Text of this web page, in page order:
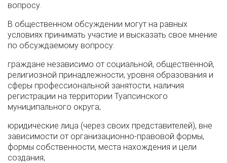
вопросу.
В общественном обсуждении могут на равных
условиях принимать участие и высказать свое мнение
по обсуждаемому вопросу:
граждане независимо от социальной, общественной,
религиозной принадлежности, уровня образования и
сферы профессиональной занятости, наличия
регистрации на территории Туапсинского
муниципального округа;
юридические лица (через своих представителей), вне
зависимости от организационно-правовой формы,
формы собственности, места нахождения и цели
создания;